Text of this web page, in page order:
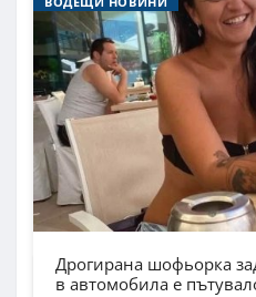
Дрогирана шофьорка
в автомобила е